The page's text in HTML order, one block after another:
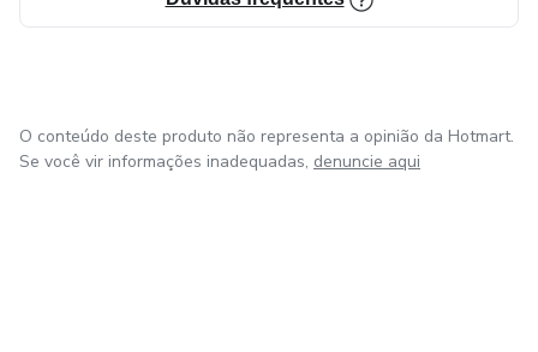
O conteúdo deste produto não representa a opinião da Hotmart.
Se você vir informações inadequadas, denuncie aqui